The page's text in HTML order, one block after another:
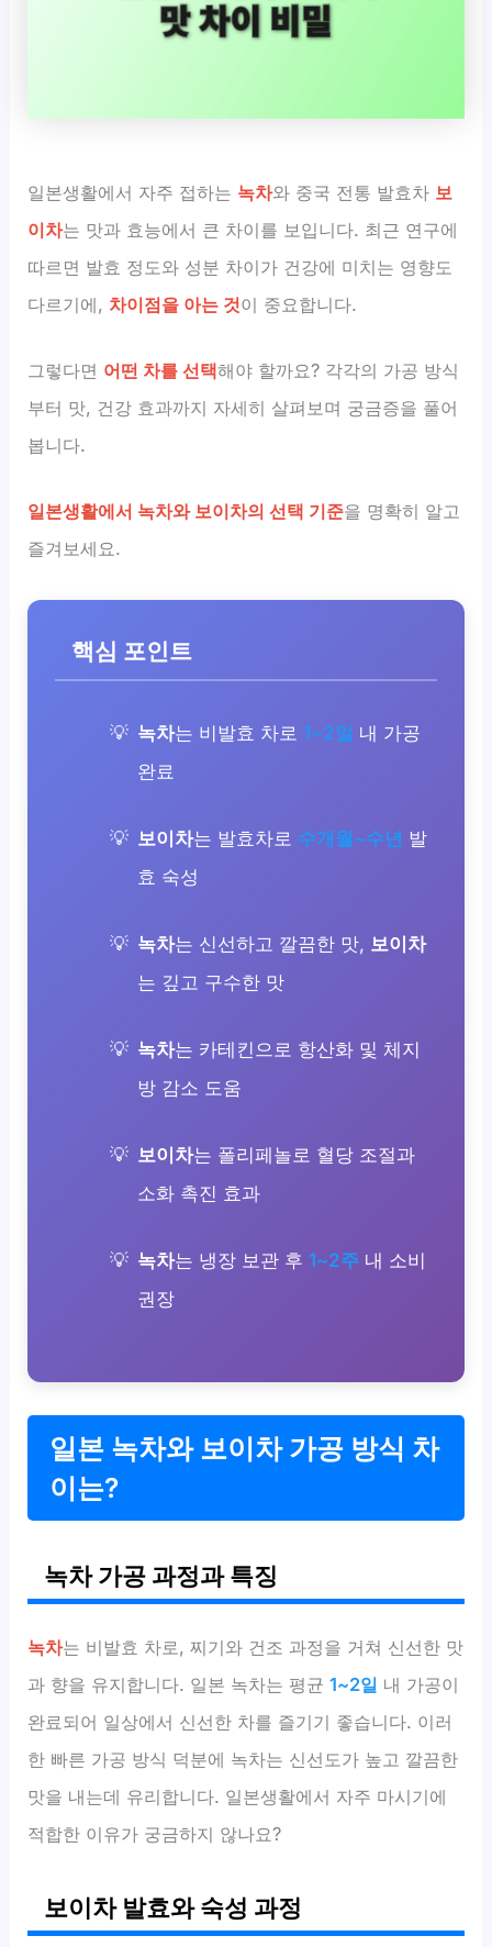
일본생활에서 자주 접하는 녹차와 중국 전통 발효차 보
이차는 맛과 효능에서 큰 차이를 보입니다. 최근 연구에
따르면 발효 정도와 성분 차이가 건강에 미치는 영향도
다르기에, 차이점을 아는 것이 중요합니다.
그렇다면 어떤 차를 선택해야 할까요? 각각의 가공 방식
부터 맛, 건강 효과까지 자세히 살펴보며 궁금증을 풀어
봅니다.
일본생활에서 녹차와 보이차의 선택 기준을 명확히 알고
즐겨보세요.
핵심 포인트
녹차는 비발효 차로 1~2일 내 가공
완료
보이차는 발효차로 수개월~수년 발
효 숙성
녹차는 신선하고 깔끔한 맛, 보이차
는 깊고 구수한 맛
녹차는 카테킨으로 항산화 및 체지
방 감소 도움
보이차는 폴리페놀로 혈당 조절과
소화 촉진 효과
녹차는 냉장 보관 후 1~2주내 소비
권장
일본 녹차와 보이차 가공 방식 차
이는?
녹차 가공 과정과 특징
녹차는 비발효 차로, 찌기와 건조 과정을 거쳐 신선한 맛
과 향을 유지합니다. 일본 녹차는 평균1~2일 내 가공이
완료되어 일상에서 신선한 차를 즐기기 좋습니다. 이러
한 빠른 가공 방식 덕분에 녹차는 신선도가 높고 깔끔한
맛을 내는데 유리합니다. 일본생활에서 자주 마시기에
적합한 이유가 궁금하지 않나요?
보이차 발효와 숙성 과정